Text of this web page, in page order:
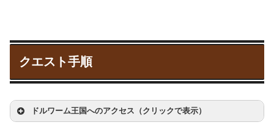
クエスト手順
ドルワーム王国へのアクセス（クリックで表示）